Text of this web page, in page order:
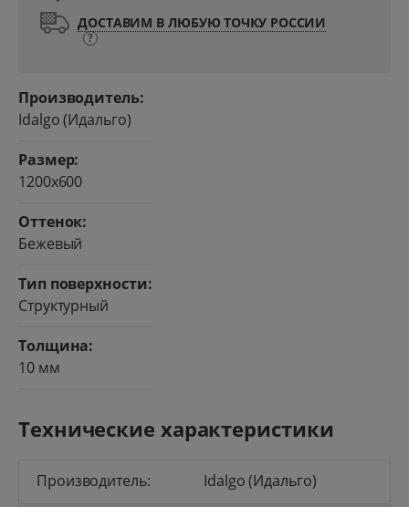
ДОСТАВИМ В ЛЮБУЮ ТОЧКУ РОССИИ
?
Производитель:
Idalgo (Идальго)
Размер:
1200x600
Оттенок:
Бежевый
Тип поверхности:
Структурный
Толщина:
10 мм
Технические характеристики
Производитель: Idalgo (Идальго)